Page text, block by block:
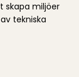
skapa miljöer
tekniska